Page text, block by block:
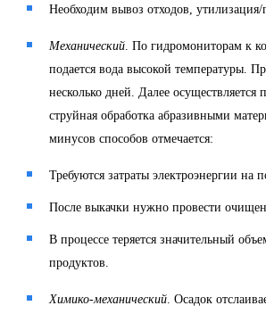
Необходим вывоз отходов, утилизация/
Механический . По гидромониторам к
подается вода высокой температуры.
несколько дней. Далее осуществляется
струйная обработка абразивными
минусов способов отмечается:
Требуются затраты электроэнергии на
После выкачки нужно провести
В процессе теряется значительный
продуктов.
Химико-механический . Осадок